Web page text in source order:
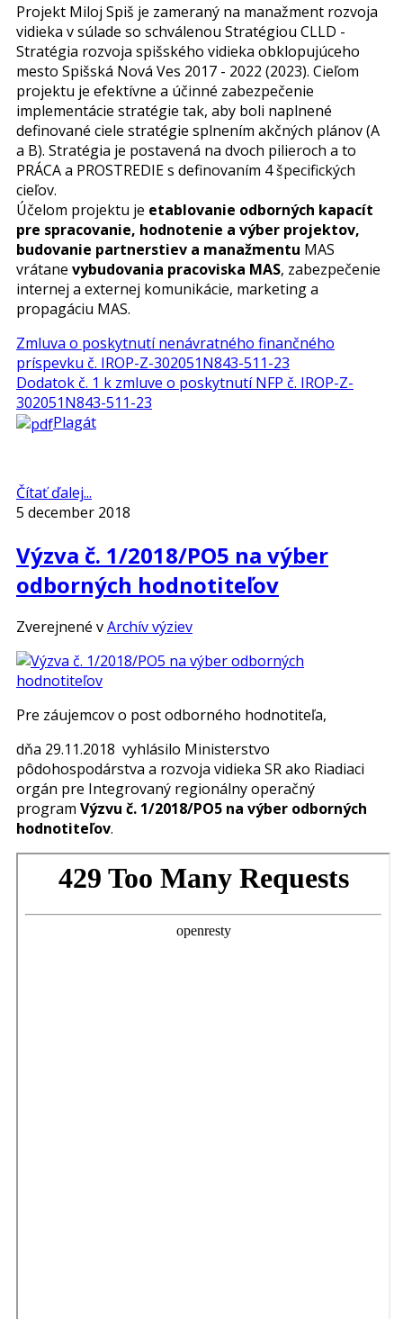
Projekt Miloj Spiš je zameraný na manažment rozvoja
vidieka v súlade so schválenou Stratégiou CLLD -
Stratégia rozvoja spišského vidieka obklopujúceho
mesto Spišská Nová Ves 2017 - 2022 (2023). Cieľom
projektu je efektívne a účinné zabezpečenie
implementácie stratégie tak, aby boli naplnené
definované ciele stratégie splnením akčných plánov (A
a B). Stratégia je postavená na dvoch pilieroch a to
PRÁCA a PROSTREDIE s definovaním 4 špecifických
cieľov.
Účelom projektu je etablovanie odborných kapacít
pre spracovanie, hodnotenie a výber projektov,
budovanie partnerstiev a manažmentu MAS
vrátane vybudovania pracoviska MAS, zabezpečenie
internej a externej komunikácie, marketing a
propagáciu MAS.
Zmluva o poskytnutí nenávratného finančného
príspevku č. IROP-Z-302051N843-511-23
Dodatok č. 1 k zmluve o poskytnutí NFP č. IROP-Z-
302051N843-511-23
Plagát
Čítať ďalej...
5 december 2018
Výzva č. 1/2018/PO5 na výber
odborných hodnotiteľov
Zverejnené vArchív výziev
Pre záujemcov o post odborného hodnotiteľa,
dňa 29.11.2018 vyhlásilo Ministerstvo
pôdohospodárstva a rozvoja vidieka SR ako Riadiaci
orgán pre Integrovaný regionálny operačný
program Výzvu č. 1/2018/PO5 na výber odborných
hodnotiteľov.